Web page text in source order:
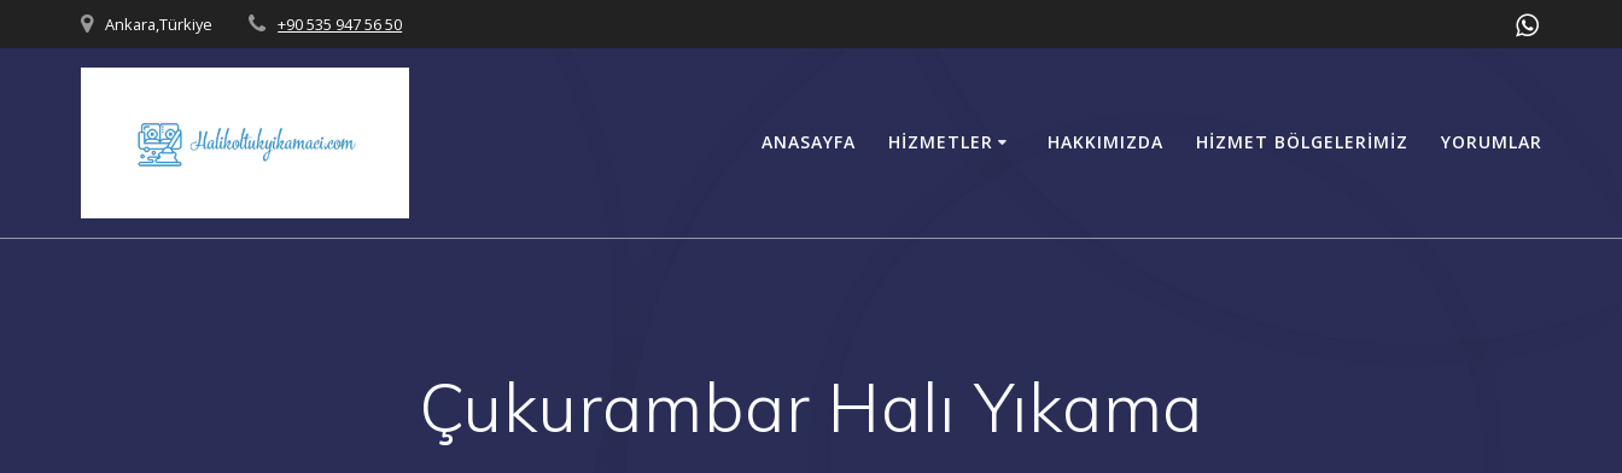
Ankara,Türkiye +90 535 947 56 50
ANASAYFA HIZMETLER HAKKIMIZDA HIZMET BÖLGELERIMIZ YORUMLAR
Çukurambar Halı Yıkama